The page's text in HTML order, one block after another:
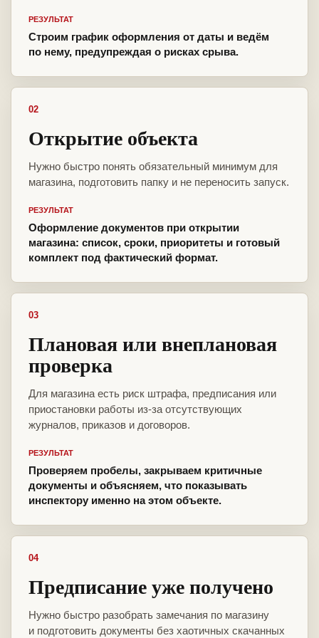
РЕЗУЛЬТАТ
Строим график оформления от даты и ведём
по нему, предупреждая о рисках срыва.
02
Открытие объекта
Нужно быстро понять обязательный минимум для
магазина, подготовить папку и не переносить запуск.
РЕЗУЛЬТАТ
Оформление документов при открытии
магазина: список, сроки, приоритеты и готовый
комплект под фактический формат.
03
Плановая или внеплановая
проверка
Для магазина есть риск штрафа, предписания или
приостановки работы из-за отсутствующих
журналов, приказов и договоров.
РЕЗУЛЬТАТ
Проверяем пробелы, закрываем критичные
документы и объясняем, что показывать
инспектору именно на этом объекте.
04
Предписание уже получено
Нужно быстро разобрать замечания по магазину
и подготовить документы без хаотичных скачанных